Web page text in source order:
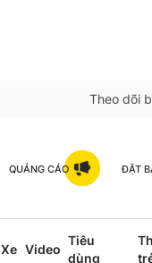
Theo dõi
QUẢNG CÁO ĐẶT
Xe Video
Tiêu
dùng